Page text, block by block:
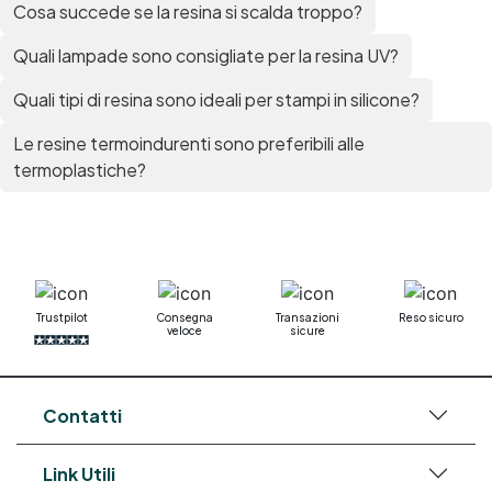
Cosa succede se la resina si scalda troppo?
Quali lampade sono consigliate per la resina UV?
Quali tipi di resina sono ideali per stampi in silicone?
Le resine termoindurenti sono preferibili alle
termoplastiche?
Trustpilot
Consegna
veloce
Transazioni
sicure
Reso sicuro
Contatti
Link Utili